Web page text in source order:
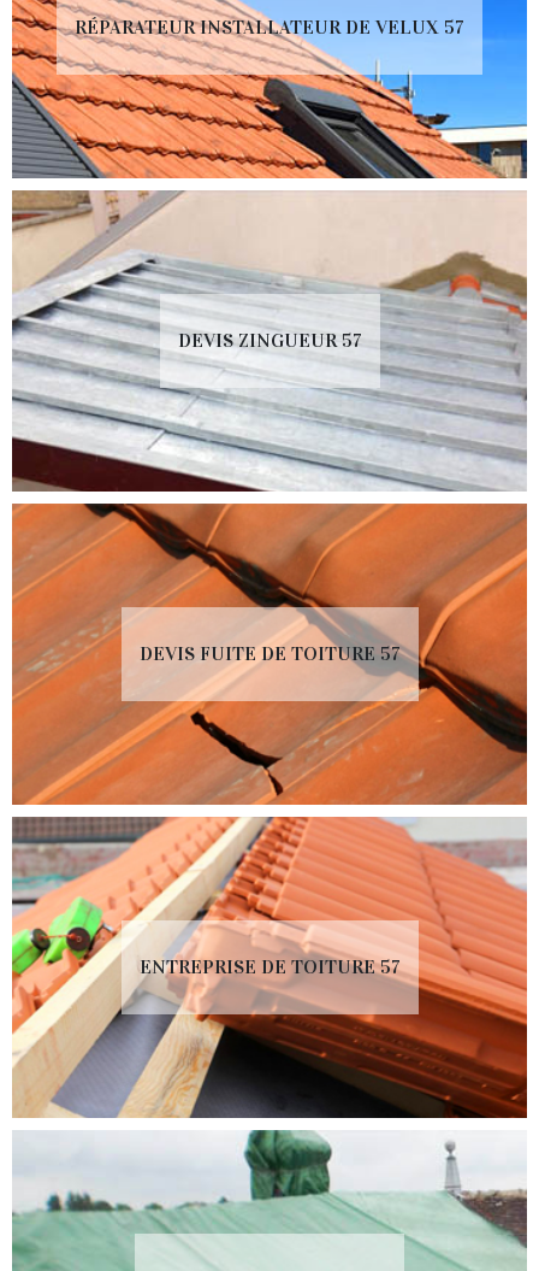
RÉPARATEUR INSTALLATEUR DE VELUX 57
DEVIS ZINGUEUR 57
DEVIS FUITE DE TOITURE 57
ENTREPRISE DE TOITURE 57